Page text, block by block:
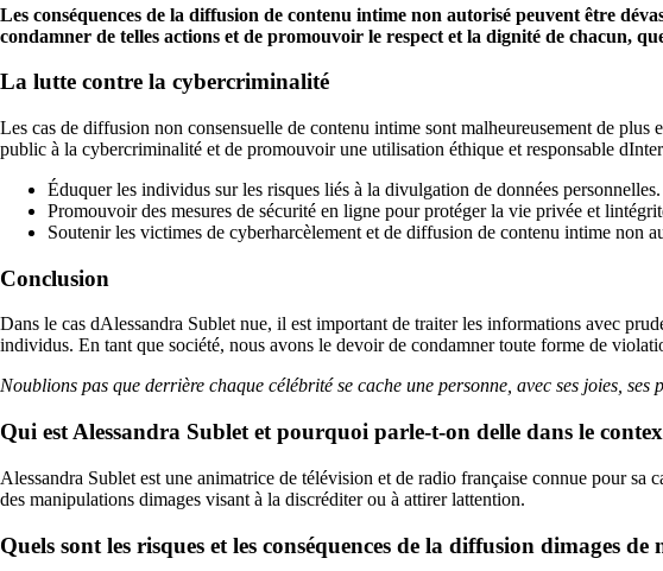
Les conséquences de la diffusion de contenu intime non autorisé peuvent être
condamner de telles actions et de promouvoir le respect et la dignité de chacun,
La lutte contre la cybercriminalité
Les cas de diffusion non consensuelle de contenu intime sont malheureusement de
public à la cybercriminalité et de promouvoir une utilisation éthique et responsable
Éduquer les individus sur les risques liés à la divulgation de données personnelles.
Promouvoir des mesures de sécurité en ligne pour protéger la vie privée et
Soutenir les victimes de cyberharcèlement et de diffusion de contenu intime non
Conclusion
Dans le cas dAlessandra Sublet nue, il est important de traiter les informations avec
individus. En tant que société, nous avons le devoir de condamner toute forme de
Noublions pas que derrière chaque célébrité se cache une personne, avec ses joies,
Qui est Alessandra Sublet et pourquoi parle-t-on delle dans le
Alessandra Sublet est une animatrice de télévision et de radio française connue pour
des manipulations dimages visant à la discréditer ou à attirer lattention.
Quels sont les risques et les conséquences de la diffusion dimages de